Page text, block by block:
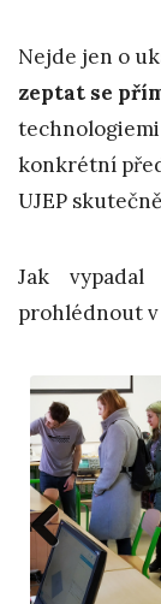
Nejde jen o
zeptat se
konkrétní
UJEP
Jak
prohlédnout